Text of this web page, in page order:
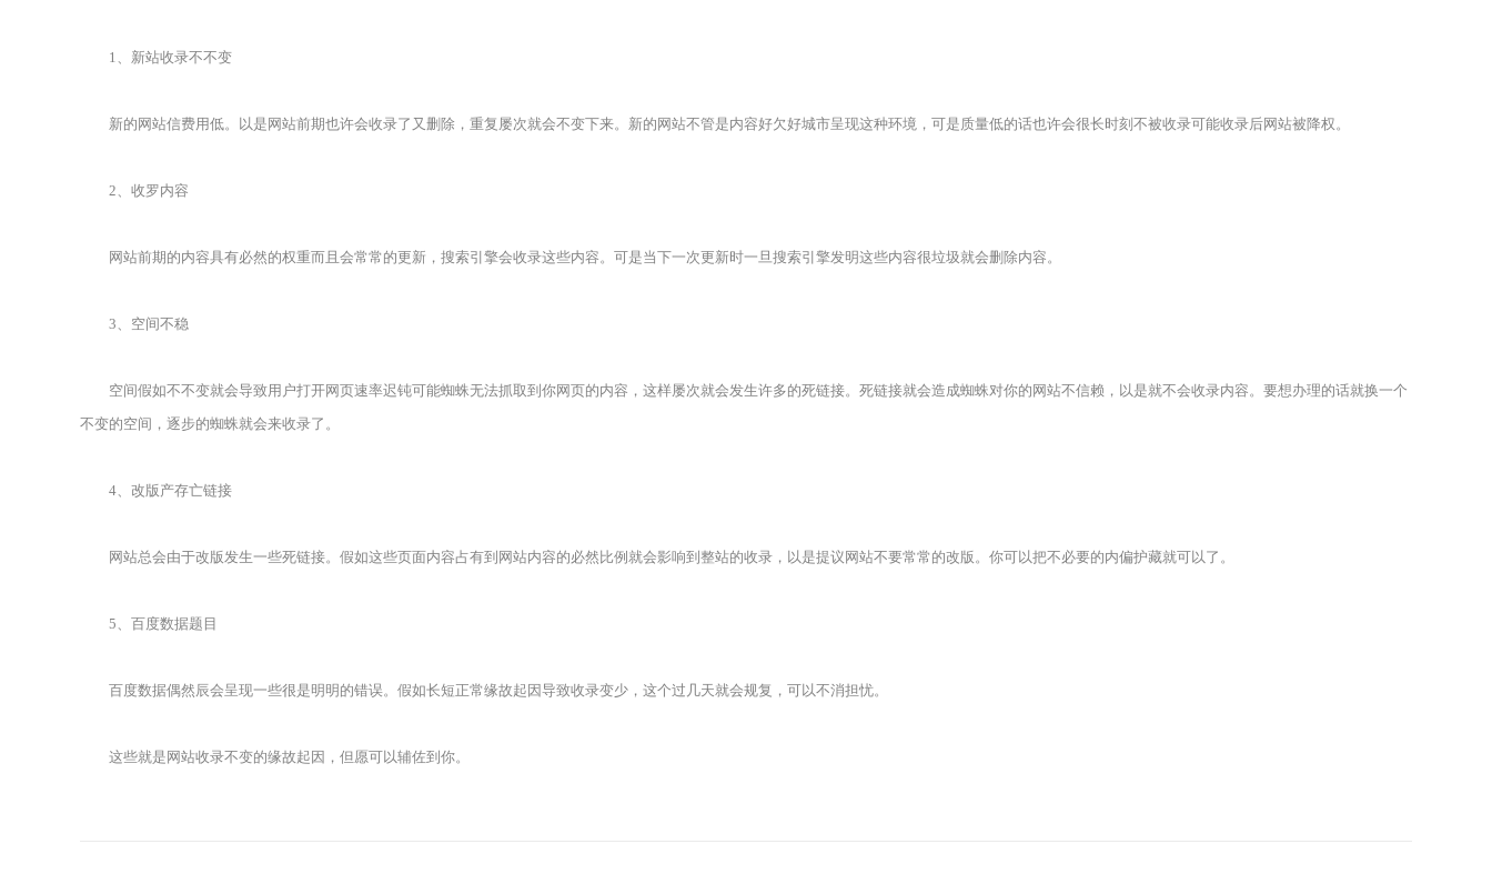
1、新站收录不不变
新的网站信费用低。以是网站前期也许会收录了又删除，重复屡次就会不变下来。新的网站不管是内容好欠好城市呈现这种环境，可是质量低的话也许会很长时刻不被收录可能收录后网站被降权。
2、收罗内容
网站前期的内容具有必然的权重而且会常常的更新，搜索引擎会收录这些内容。可是当下一次更新时一旦搜索引擎发明这些内容很垃圾就会删除内容。
3、空间不稳
空间假如不不变就会导致用户打开网页速率迟钝可能蜘蛛无法抓取到你网页的内容，这样屡次就会发生许多的死链接。死链接就会造成蜘蛛对你的网站不信赖，以是就不会收录内容。要想办理的话就换一个
不变的空间，逐步的蜘蛛就会来收录了。
4、改版产存亡链接
网站总会由于改版发生一些死链接。假如这些页面内容占有到网站内容的必然比例就会影响到整站的收录，以是提议网站不要常常的改版。你可以把不必要的内偏护藏就可以了。
5、百度数据题目
百度数据偶然辰会呈现一些很是明明的错误。假如长短正常缘故起因导致收录变少，这个过几天就会规复，可以不消担忧。
这些就是网站收录不变的缘故起因，但愿可以辅佐到你。